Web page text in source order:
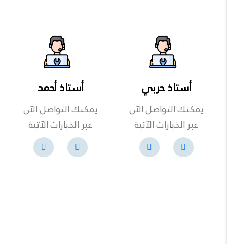
أستاذ حربي
يمكنك التواصل الآن
عبر الخيارات الآتية
أستاذ أحمد
يمكنك التواصل الآن
عبر الخيارات الآتية